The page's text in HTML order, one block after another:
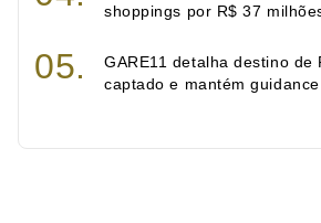
shoppings por R$ 37
GARE11 detalha destino de
captado e mantém